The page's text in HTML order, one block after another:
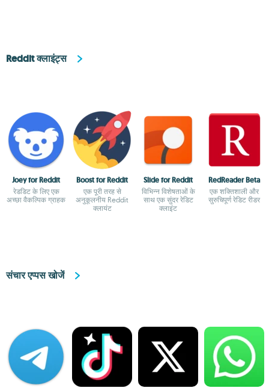
Reddit क्लाइंट्स
Joey for Reddit
रेडडिट के लिए एक
अच्छा वैकल्पिक ग्राहक
Boost for Reddit
एक पूरी तरह से
अनुकूलनीय Reddit
क्लायंट
Slide for Reddit
विभिन्न विशेषताओं के
साथ एक सुंदर रेडिट
क्लाइंट
RedReader Beta
एक शक्तिशाली और
सुरुचिपूर्ण रेडिट रीडर
संचार एप्पस खोजें